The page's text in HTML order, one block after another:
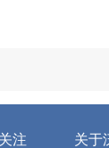
注 关于